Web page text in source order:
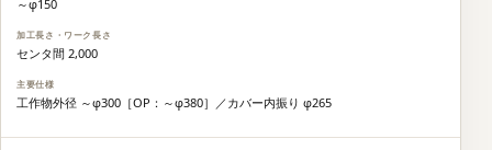
～φ150
センタ間 2,000
工作物外径 ～φ300［OP：～φ380］／カバー内振り φ265